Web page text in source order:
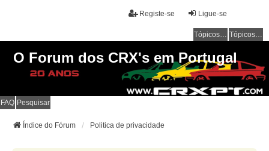
Ligue-se
Registe-se
Tópicos sem resposta Tópicos ativos
O Forum dos CRX's em Portugal
FAQ Pesquisar
Índice do Fórum Politica de privacidade